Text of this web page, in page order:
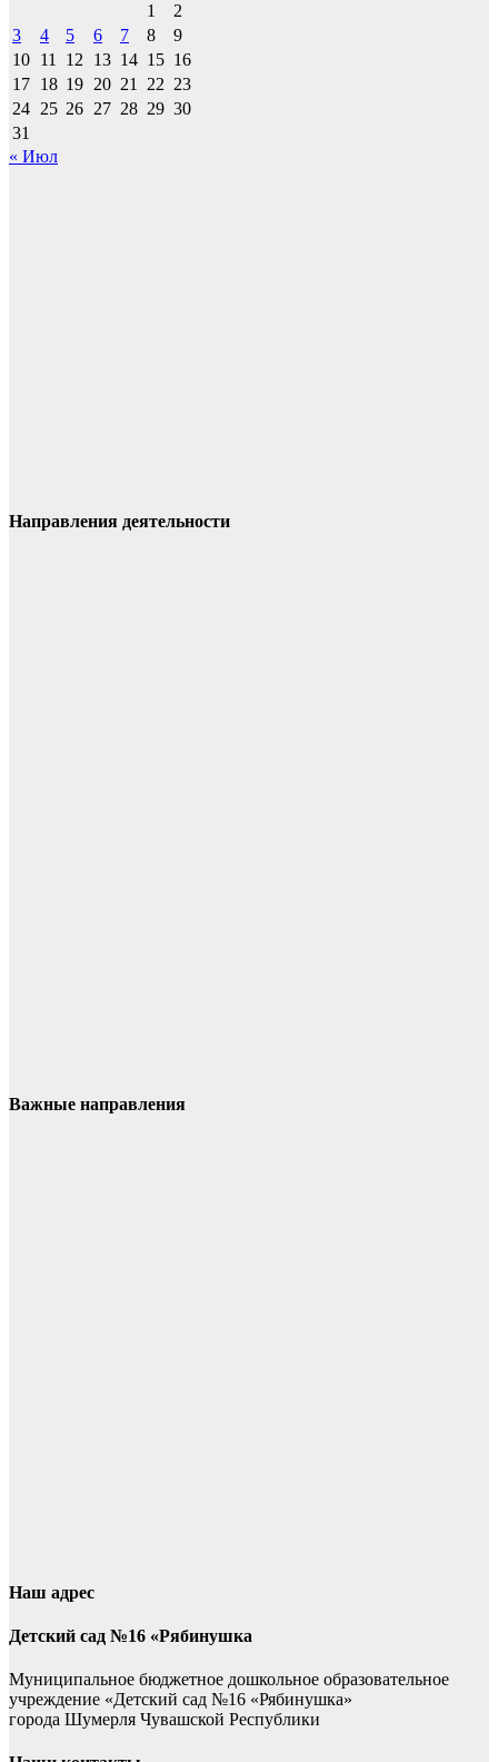
1
2
3
4 5 6 7 8
9
10 11 12 13 14 15 16
17 18 19 20 21 22 23
24 25 26 27 28 29 30
31
« Июл
Направления деятельности
Важные направления
Наш адрес
Детский сад №16 «Рябинушка
Муниципальное бюджетное дошкольное образовательное
учреждение «Детский сад №16 «Рябинушка»
города Шумерля Чувашской Республики